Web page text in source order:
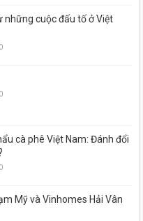
những cuộc đấu tố ở Việt
0
0
cà phê Việt Nam: Đánh đổi
0
Mỹ và Vinhomes Hải Vân